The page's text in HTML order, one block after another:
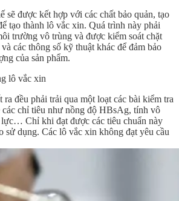
sẽ được kết hợp với các chất bảo quản, tạo
tạo thành lô vắc xin. Quá trình này phải
trường vô trùng và được kiểm soát chặt
các thông số kỹ thuật khác để đảm bảo
của sản phẩm.
lô vắc xin
đều phải trải qua một loạt các bài kiểm tra
chỉ tiêu như nồng độ HBsAg, tính vô
lực… Chỉ khi đạt được các tiêu chuẩn này
sử dụng. Các lô vắc xin không đạt yêu cầu